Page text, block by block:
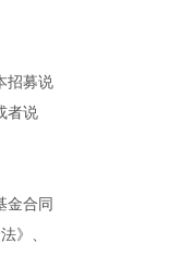
招募说
者说
金合同
》、